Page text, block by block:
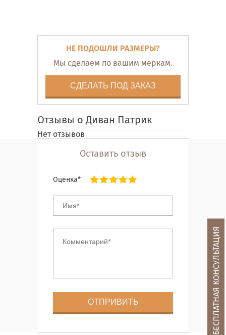
НЕ ПОДОШЛИ РАЗМЕРЫ?
Мы сделаем по вашим меркам.
СДЕЛАТЬ ПОД ЗАКАЗ
Отзывы о Диван Патрик
Нет отзывов
Оставить отзыв
Оценка*
БЕСПЛАТНАЯ КОНСУЛЬТАЦИЯ